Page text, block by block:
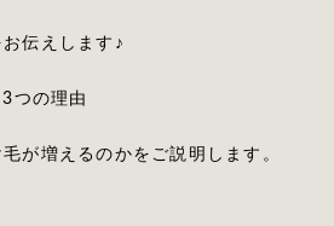
伝えします♪
つの理由
が増えるのかをご説明します。